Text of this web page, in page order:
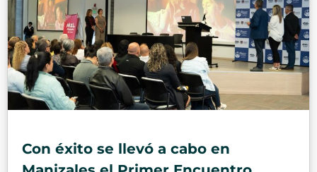
Con éxito se llevó a cabo en